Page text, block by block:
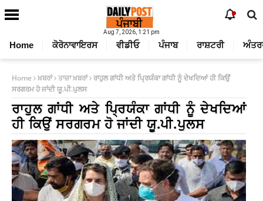
Aug 7, 2026, 1:21 pm
Home ਕੋਰੋਨਾਵਾਇਰਸ ਵੀਡੀਓ ਪੰਜਾਬ ਰਾਸ਼ਟਰੀ
Home ਖ਼ਬਰਾਂ ਤਾਜ਼ਾ ਖ਼ਬਰਾਂ ਰਾਹੁਲ ਗਾਂਧੀ ਅਤੇ ਪ੍ਰਿਯੰਕਾ ਗਾਂਧੀ ਨੂੰ ਦੇਖਦਿਆਂ ਹੀ ਕਿਉਂ
ਸਰਗਰਮ ਹੋ ਜਾਂਦੀ ਯੂ.ਪੀ.ਪੁਲਸ
ਰਾਹੁਲ ਗਾਂਧੀ ਅਤੇ ਪ੍ਰਿਯੰਕਾ ਗਾਂਧੀ ਨੂੰ ਦੇਖਦਿਆਂ
ਹੀ ਕਿਉਂ ਸਰਗਰਮ ਹੋ ਜਾਂਦੀ ਯੂ.ਪੀ.ਪੁਲਸ